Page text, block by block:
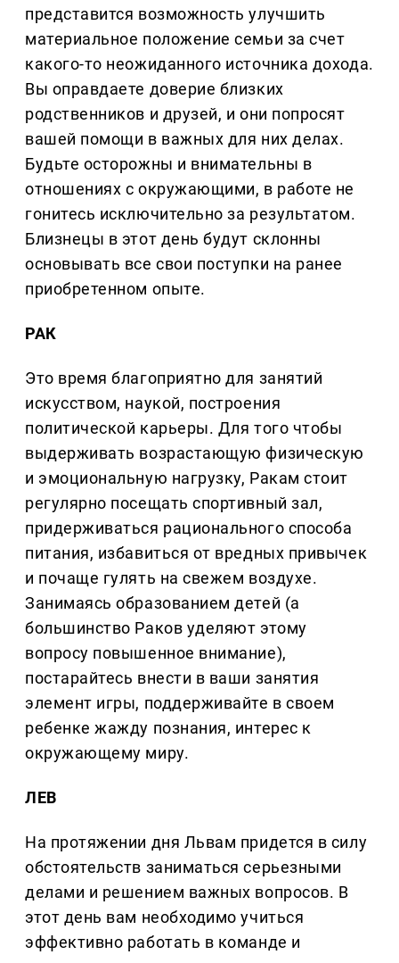
представится возможность улучшить
материальное положение семьи за счет
какого-то неожиданного источника дохода.
Вы оправдаете доверие близких
родственников и друзей, и они попросят
вашей помощи в важных для них делах.
Будьте осторожны и внимательны в
отношениях с окружающими, в работе не
гонитесь исключительно за результатом.
Близнецы в этот день будут склонны
основывать все свои поступки на ранее
приобретенном опыте.
РАК
Это время благоприятно для занятий
искусством, наукой, построения
политической карьеры. Для того чтобы
выдерживать возрастающую физическую
и эмоциональную нагрузку, Ракам стоит
регулярно посещать спортивный зал,
придерживаться рационального способа
питания, избавиться от вредных привычек
и почаще гулять на свежем воздухе.
Занимаясь образованием детей (а
большинство Раков уделяют этому
вопросу повышенное внимание),
постарайтесь внести в ваши занятия
элемент игры, поддерживайте в своем
ребенке жажду познания, интерес к
окружающему миру.
ЛЕВ
На протяжении дня Львам придется в силу
обстоятельств заниматься серьезными
делами и решением важных вопросов. В
этот день вам необходимо учиться
эффективно работать в команде и